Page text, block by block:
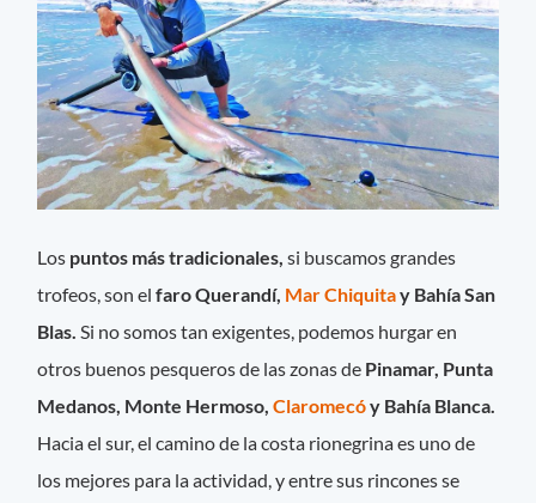
Los puntos más tradicionales, si buscamos grandes
trofeos, son elfaro Querandí, Mar Chiquitay Bahía San
Blas.Si no somos tan exigentes, podemos hurgar en
otros buenos pesqueros de las zonas de Pinamar, Punta
Medanos, Monte Hermoso,Claromecóy Bahía Blanca.
Hacia el sur, el camino de la costa rionegrina es uno de
los mejores para la actividad, y entre sus rincones se